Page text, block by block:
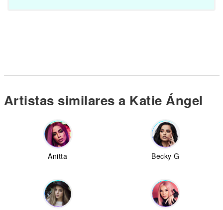
Artistas similares a Katie Ángel
Anitta Becky G